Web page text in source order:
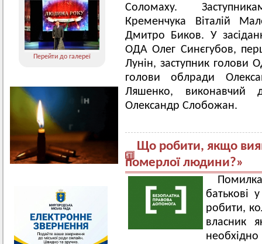
Перейти до галереї
Соломаху.
Кременчука Віталій
Дмитро Биков. У
ОДА Олег Синєгубов,
Лунін, заступник голови
голови облради
Ляшенко, виконавчий
Олександр Слобожан.
Що робити, якщо
померлої людини?»
батькові
робити,
власник